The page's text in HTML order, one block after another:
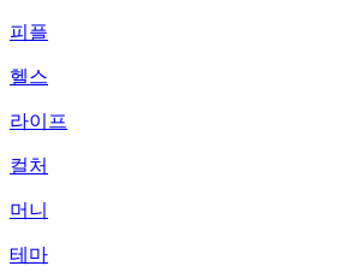
피플
헬스
라이프
컬처
머니
테마